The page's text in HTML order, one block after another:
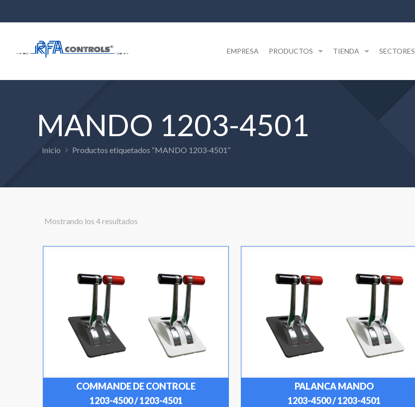
EMPRESA PRODUCTOS TIENDA SECTORES
MANDO 1203-4501
Inicio Productos etiquetados “MANDO 1203-4501”
Mostrando los 4 resultados
COMMANDE DE CONTROLE
1203-4500 / 1203-4501
PALANCA MANDO
1203-4500 / 1203-4501